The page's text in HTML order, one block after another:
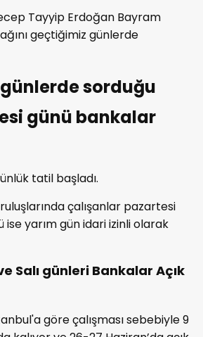
Tayyip Erdoğan Bayram
geçtiğimiz günlerde
sorduğu
günü bankalar
tatil başladı.
çalışanlar pazartesi
ise yarım gün idari izinli olarak
Salı günleri Bankalar Açık
göre çalışması sebebiyle 9